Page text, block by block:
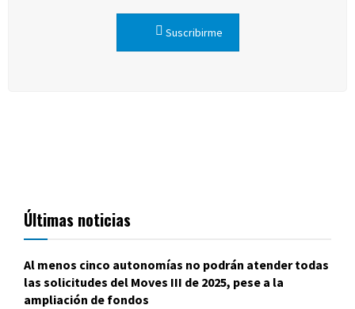
Suscribirme
Últimas noticias
Al menos cinco autonomías no podrán atender todas
las solicitudes del Moves III de 2025, pese a la
ampliación de fondos